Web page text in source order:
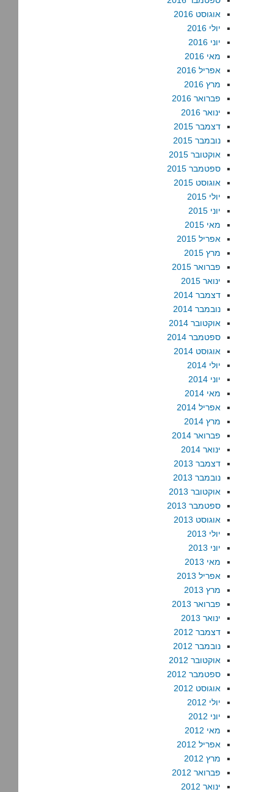
אוגוסט 2016
יולי 2016
יוני 2016
מאי 2016
אפריל 2016
מרץ 2016
פברואר 2016
ינואר 2016
דצמבר 2015
נובמבר 2015
אוקטובר 2015
ספטמבר 2015
אוגוסט 2015
יולי 2015
יוני 2015
מאי 2015
אפריל 2015
מרץ 2015
פברואר 2015
ינואר 2015
דצמבר 2014
נובמבר 2014
אוקטובר 2014
ספטמבר 2014
אוגוסט 2014
יולי 2014
יוני 2014
מאי 2014
אפריל 2014
מרץ 2014
פברואר 2014
ינואר 2014
דצמבר 2013
נובמבר 2013
אוקטובר 2013
ספטמבר 2013
אוגוסט 2013
יולי 2013
יוני 2013
מאי 2013
אפריל 2013
מרץ 2013
פברואר 2013
ינואר 2013
דצמבר 2012
נובמבר 2012
אוקטובר 2012
ספטמבר 2012
אוגוסט 2012
יולי 2012
יוני 2012
מאי 2012
אפריל 2012
מרץ 2012
פברואר 2012
ינואר 2012